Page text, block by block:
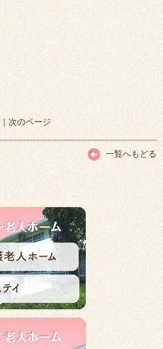
｜ 次のページ
一覧へもどる